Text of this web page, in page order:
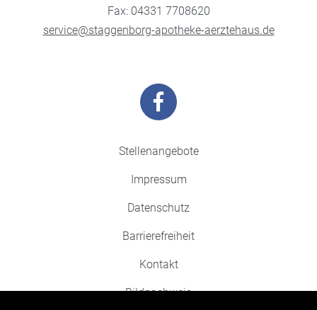
Fax: 04331 7708620
service@staggenborg-apotheke-aerztehaus.de
Stellenangebote
Impressum
Datenschutz
Barrierefreiheit
Kontakt
Bildnachweis